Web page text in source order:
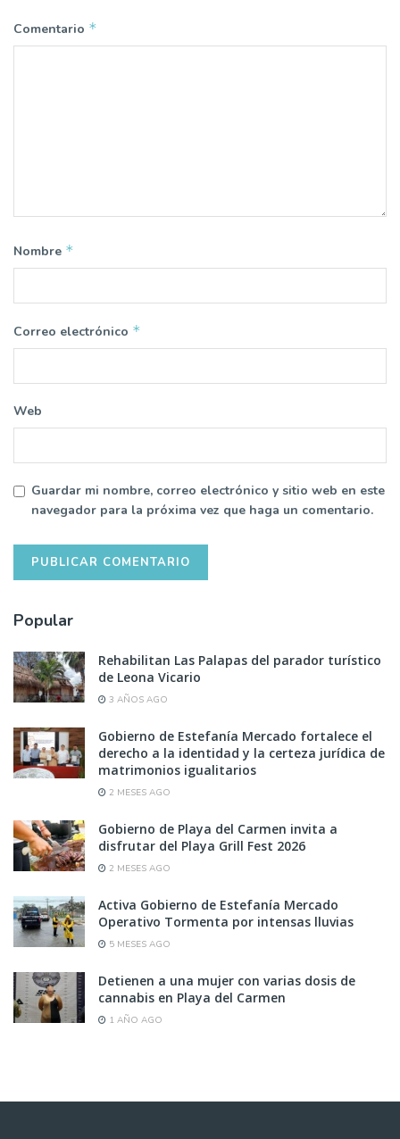
Comentario *
Nombre *
Correo electrónico *
Web
Guardar mi nombre, correo electrónico y sitio web en este
navegador para la próxima vez que haga un comentario.
Popular
Rehabilitan Las Palapas del parador turístico
de Leona Vicario
3 AÑOS AGO
Gobierno de Estefanía Mercado fortalece el
derecho a la identidad y la certeza jurídica de
matrimonios igualitarios
2 MESES AGO
Gobierno de Playa del Carmen invita a
disfrutar del Playa Grill Fest 2026
2 MESES AGO
Activa Gobierno de Estefanía Mercado
Operativo Tormenta por intensas lluvias
5 MESES AGO
Detienen a una mujer con varias dosis de
cannabis en Playa del Carmen
1 AÑO AGO